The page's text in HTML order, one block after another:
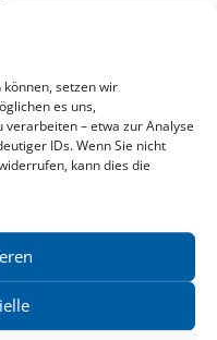
setzen wir
es uns,
– etwa zur Analyse
IDs. Wenn Sie nicht
kann dies die
Verlagsprogramm.
einfach direkt online
im zu Klampen!